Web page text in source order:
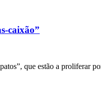
caixão”
que estão a